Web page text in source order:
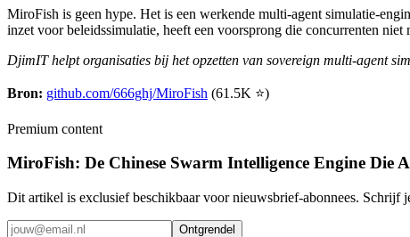
MiroFish is geen hype. Het is een werkende multi-agent simulatie-
inzet voor beleidssimulatie, heeft een voorsprong die concurrenten niet
DjimIT helpt organisaties bij het opzetten van sovereign multi-agent
Bron: github.com/666ghj/MiroFish (61.5K ⭐)
Premium content
MiroFish: De Chinese Swarm Intelligence Engine Die
Dit artikel is exclusief beschikbaar voor nieuwsbrief-abonnees. Schrijf
Ontgrendel